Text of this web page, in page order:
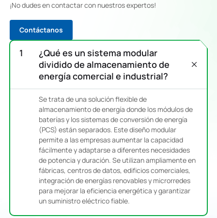
¡No dudes en contactar con nuestros expertos!
Contáctanos
¿Qué es un sistema modular
dividido de almacenamiento de
energía comercial e industrial?
Se trata de una solución flexible de
almacenamiento de energía donde los módulos de
baterías y los sistemas de conversión de energía
(PCS) están separados. Este diseño modular
permite a las empresas aumentar la capacidad
fácilmente y adaptarse a diferentes necesidades
de potencia y duración. Se utilizan ampliamente en
fábricas, centros de datos, edificios comerciales,
integración de energías renovables y microrredes
para mejorar la eficiencia energética y garantizar
un suministro eléctrico fiable.